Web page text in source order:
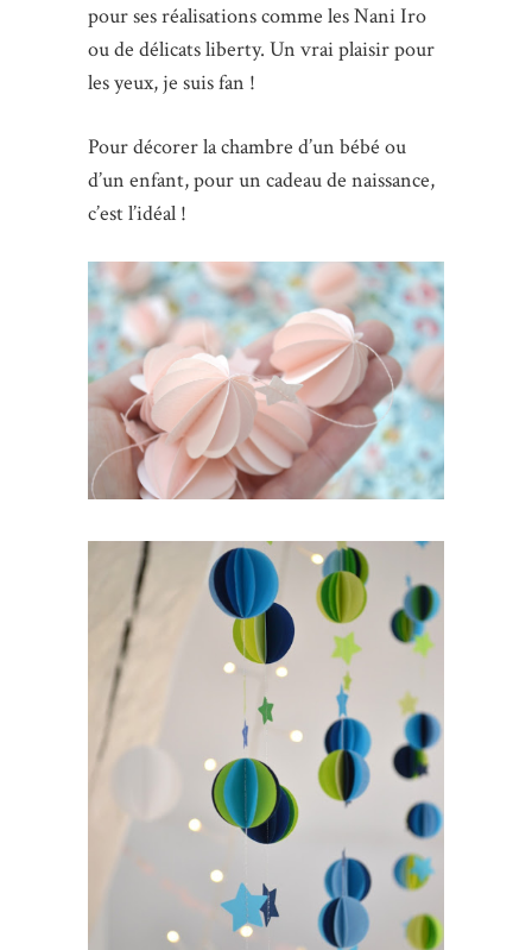
pour ses réalisations comme les Nani Iro
ou de délicats liberty. Un vrai plaisir pour
les yeux, je suis fan !
Pour décorer la chambre d’un bébé ou
d’un enfant, pour un cadeau de naissance,
c’est l’idéal !